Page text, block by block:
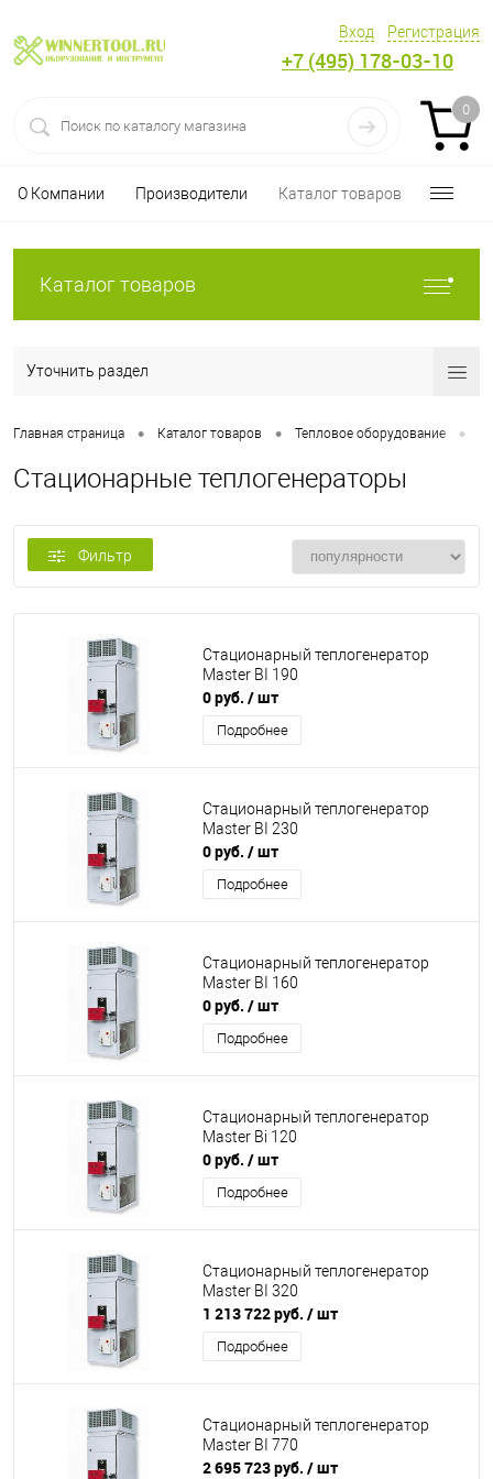
Вход Регистрация
+7 (495) 178-03-10
0
О Компании Производители Каталог товаров
Каталог товаров
Уточнить раздел
Главная страница • Каталог товаров • Тепловое оборудование •
Стационарные теплогенераторы
Фильтр
Стационарный теплогенератор
Master BI 190
0 руб. / шт
Подробнее
Стационарный теплогенератор
Master BI 230
0 руб. / шт
Подробнее
Стационарный теплогенератор
Master BI 160
0 руб. / шт
Подробнее
Стационарный теплогенератор
Master Bi 120
0 руб. / шт
Подробнее
Стационарный теплогенератор
Master BI 320
1 213 722 руб. / шт
Подробнее
Стационарный теплогенератор
Master BI 770
2 695 723 руб. / шт